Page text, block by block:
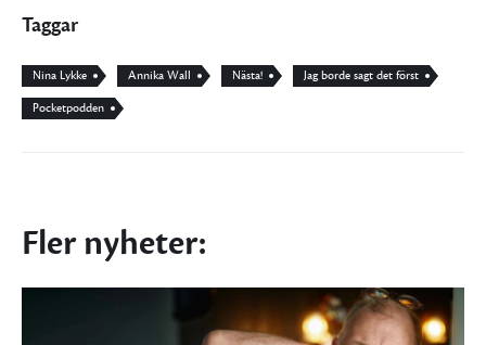
Taggar
Nina Lykke Annika Wall Nästa!
Jag borde sagt det först
Pocketpodden
Fler nyheter: